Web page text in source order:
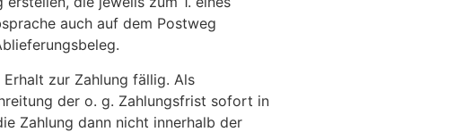
auch auf dem Postweg
zur Zahlung fällig. Als
der o. g. Zahlungsfrist sofort in
Zahlung dann nicht innerhalb der